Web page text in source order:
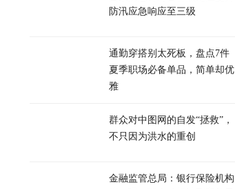
防汛应急响应至三级
通勤穿搭别太死板，盘点7件
夏季职场必备单品，简单却优
雅
群众对中图网的自发“拯救”，
不只因为洪水的重创
金融监管总局：银行保险机构